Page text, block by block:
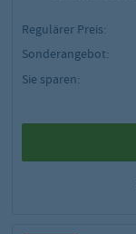
Regulärer Preis:
Sonderangebot:
Sie sparen: